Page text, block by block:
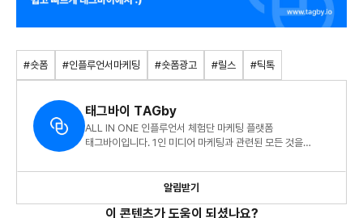
#숏폼 #인플루언서마케팅 #숏폼광고 #릴스 #틱톡
태그바이 TAGby
ALL IN ONE 인플루언서 체험단 마케팅 플랫폼
태그바이입니다. 1인 미디어 마케팅과 관련된 모든 것을
알림받기
이 콘텐츠가 도움이 되셨나요?